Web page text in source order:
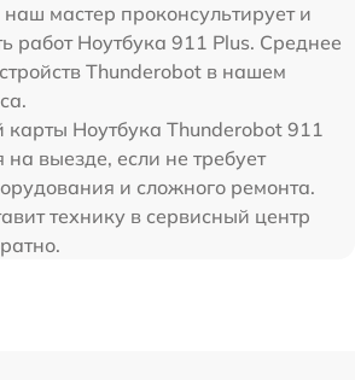
мастер проконсультирует и
работ Ноутбука 911 Plus. Среднее
Thunderobot в нашем
карты Ноутбука Thunderobot 911
на выезде, если не требует
и сложного ремонта.
технику в сервисный центр